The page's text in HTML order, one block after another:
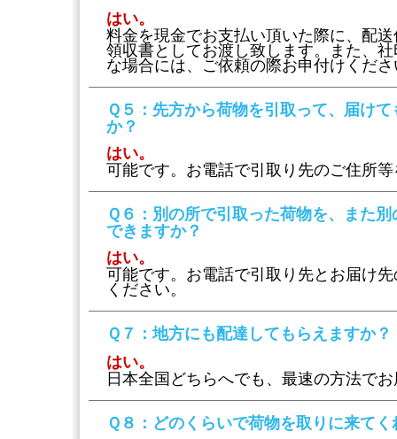
はい。
料金を現金でお支払い頂いた際に、配
領収書としてお渡し致します。また、
な場合には、ご依頼の際お申付けくださ
Ｑ５ ：先方から荷物を引取って、届け
か？
はい。
可能です。お電話で引取り先のご住所
Ｑ６ ：別の所で引取った荷物を、また
できますか？
はい。
可能です。お電話で引取り先とお届け
ください。
Ｑ７ ：地方にも配達してもらえますか？
はい。
日本全国どちらへでも、最速の方法で
Ｑ８ ：どのくらいで荷物を取りに来て